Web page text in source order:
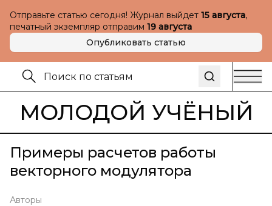
Отправьте статью сегодня! Журнал выйдет 15 августа,
печатный экземпляр отправим 19 августа
Опубликовать статью
МОЛОДОЙ УЧЁНЫЙ
Примеры расчетов работы
векторного модулятора
Авторы